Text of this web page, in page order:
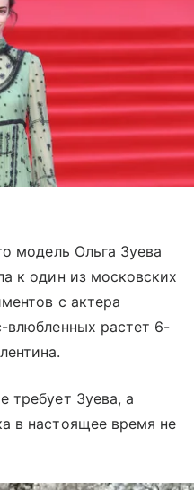
модель Ольга Зуева
к один из московских
с актера
влюбленных растет 6-
требует Зуева, а
в настоящее время не